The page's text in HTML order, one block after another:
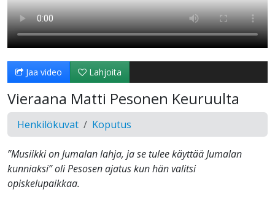
Jaa video Lahjoita
Vieraana Matti Pesonen Keuruulta
Henkilökuvat Koputus
”Musiikki on Jumalan lahja, ja se tulee käyttää Jumalan
kunniaksi” oli Pesosen ajatus kun hän valitsi
opiskelupaikkaa.